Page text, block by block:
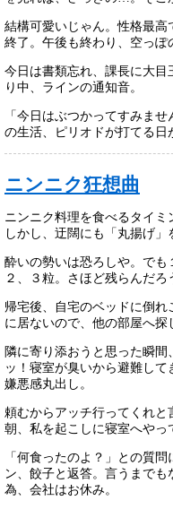
結構可愛いじゃん。性格最
終了。午後も終わり、空っぽ
今日は書類忘れ、課長に大
り中、ラインの通知音。
「今日はぶつかってすみま
の生活、ピリオドが打てる日
ニンニク狂想曲
ニンニク料理を食べるタイミ
しかし、迂闊にも「丸揚げ」
酔いの勢いは恐ろしや。で
２、３粒。さほど残らんだろ
帰宅後、自宅のベッドに倒
に居ないので、他の部屋へ探
隣に寄り添おうと思った瞬
ッ！寝室が臭いから避難して
嫌悪感丸出し。
頼むからアッチ行ってくれと
朝、私を起こしに寝室へやっ
「何食ったのよ？」との質
ン、餃子と返答。言うまで
為、会社はお休み。